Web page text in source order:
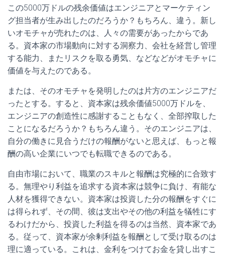
この5000万ドルの残余価値はエンジニアとマーケティン
グ担当者が生み出したのだろうか？もちろん、違う。新し
いオモチャが売れたのは、人々の需要があったからであ
る。資本家の市場動向に対する洞察力、会社を経営し管理
する能力、またリスクを取る勇気、などなどがオモチャに
価値を与えたのである。
または、そのオモチャを発明したのは片方のエンジニアだ
ったとする。すると、資本家は残余価値5000万ドルを、
エンジニアの創造性に感謝することもなく、全部搾取した
ことになるだろうか？もちろん違う。そのエンジニアは、
自分の働きに見合うだけの報酬がないと思えば、もっと報
酬の高い企業にいつでも転職できるのである。
自由市場において、職業のスキルと報酬は究極的に合致す
る。無理やり利益を追求する資本家は競争に負け、有能な
人材を獲得できない。資本家は投資した分の報酬をすぐに
は得られず、その間、彼は支出やその他の利益を犠牲にす
るわけだから、投資した利益を得るのは当然、資本家であ
る。従って、資本家が余剰利益を報酬として受け取るのは
理に適っている。これは、金利をつけてお金を貸し出すこ